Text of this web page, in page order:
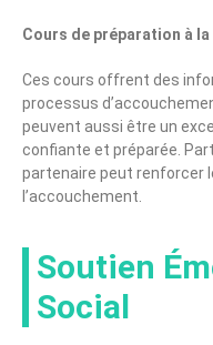
Cours de préparation à
Ces cours offrent des
processus
peuvent aussi être un
confiante et préparée.
partenaire peut renforcer
l’accouchement.
Soutien
Social